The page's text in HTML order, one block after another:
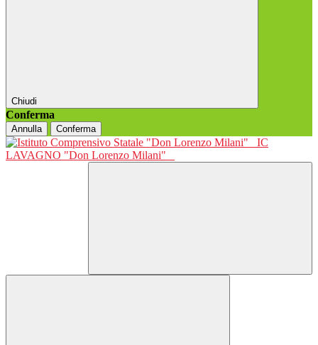
Chiudi
Conferma
Annulla Conferma
IC
LAVAGNO "Don Lorenzo Milani"